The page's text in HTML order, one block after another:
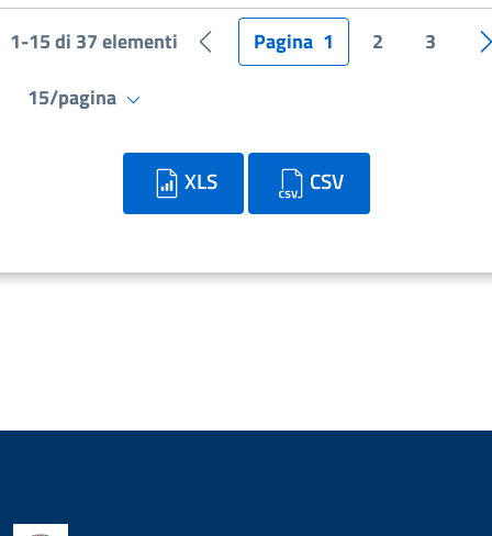
1-15 di 37 elementi Pagina precedente
Pagina 1 2 3
15/pagina
XLS CSV